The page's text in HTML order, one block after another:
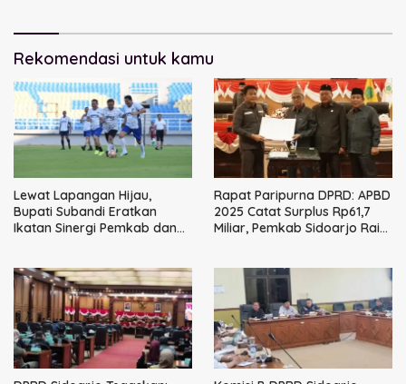
Rekomendasi untuk kamu
Lewat Lapangan Hijau,
Bupati Subandi Eratkan
Ikatan Sinergi Pemkab dan
Rapat Paripurna DPRD: APBD
2025 Catat Surplus Rp61,7
Miliar, Pemkab Sidoarjo Raih